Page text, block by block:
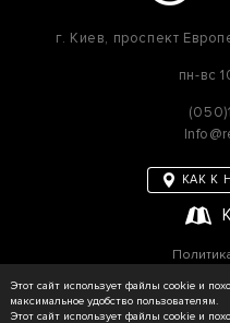
г. Киев, проспект
пн-вс
КАК К
Этот сайт использует файлы cookie и
максимальное удобство пользователям.
Этот сайт использует файлы cookie и